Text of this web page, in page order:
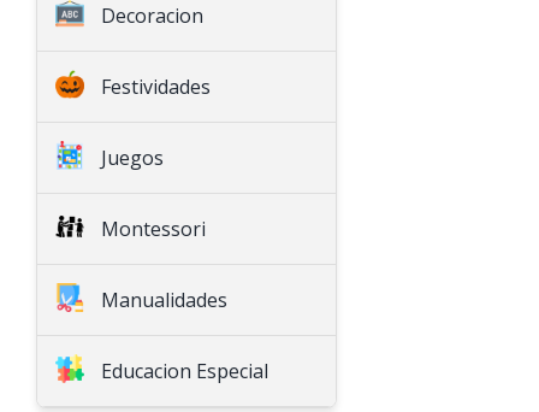
Math
Social Science
Games
Decoration
Arts & Crafts
Decoracion
Festividades
Juegos
Montessori
Manualidades
Educacion Especial